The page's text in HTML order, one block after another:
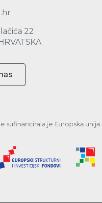
22
sufinancirala je Europska